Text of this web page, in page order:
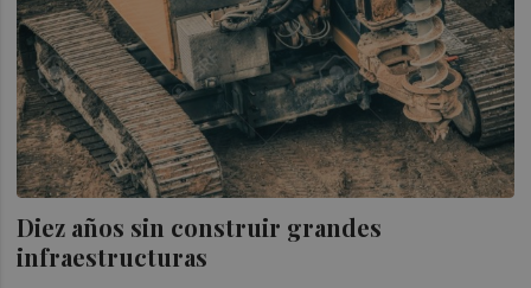
Diez años sin construir grandes
infraestructuras